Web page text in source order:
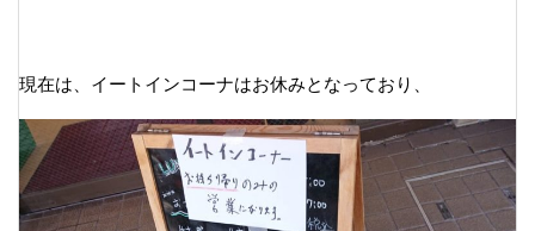
現在は、イートインコーナはお休みとなっており、